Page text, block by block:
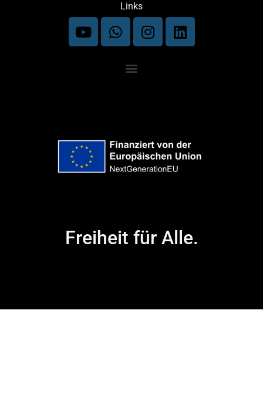
Links
Freiheit für Alle.